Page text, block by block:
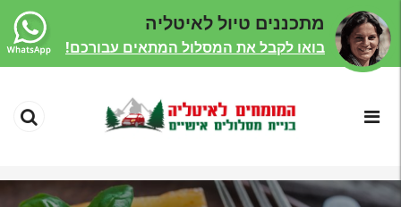
מתכננים טיול לאיטליה
בואו לקבל את המסלול המתאים עבורכם!